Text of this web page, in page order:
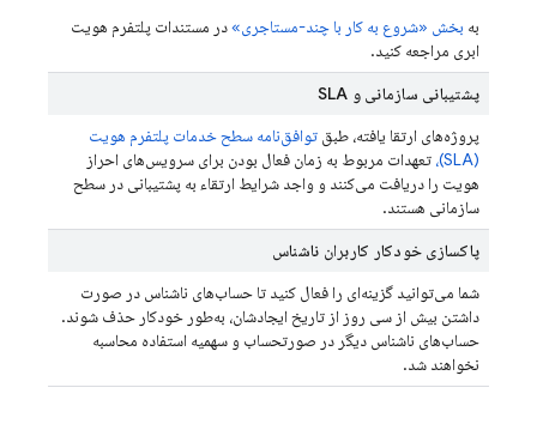
به بخش «شروع به کار با چند-مستاجری»در مستندات پلتفرم هویت
ابری مراجعه کنید.
پشتیبانی سازمانی و SLA
پروژه‌های ارتقا یافته، طبق توافق‌نامه سطح خدمات پلتفرم هویت
(SLA)،
تعهدات مربوط به زمان فعال بودن برای سرویس‌های احراز
هویت را دریافت می‌کنند و واجد شرایط ارتقاء به پشتیبانی در سطح
سازمانی هستند.
پاکسازی خودکار کاربران ناشناس
شما می‌توانید گزینه‌ای را فعال کنید تا حساب‌های ناشناس در صورت
داشتن بیش از سی روز از تاریخ ایجادشان، به‌طور خودکار حذف شوند.
حساب‌های ناشناس دیگر در صورتحساب و سهمیه استفاده محاسبه
نخواهند شد.